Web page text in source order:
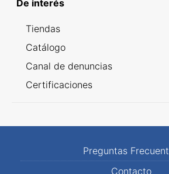
De interés
Tiendas
Catálogo
Canal de denuncias
Certificaciones
Preguntas
Contacto